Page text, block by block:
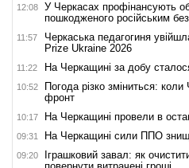
12:08
У Черкасах профінансують
пошкодженого російським
11:57
Черкаська педагогиня
Prize Ukraine 2026
11:22 На Черкащині за добу
10:52
Погода різко зміниться:
фронт
10:17 На Черкащині провели в
09:31 На Черкащині сили ППО
09:20
Іграшковий завал: як